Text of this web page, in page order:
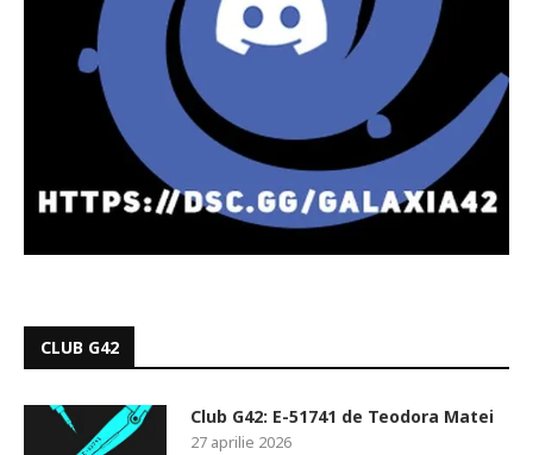
CLUB G42
Club G42: E-51741 de Teodora Matei
27 aprilie 2026